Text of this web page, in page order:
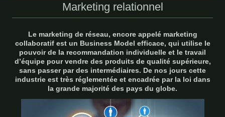
Marketing relationnel
Le marketing de réseau, encore appelé marketing
collaboratif est un Business Model efficace, qui utilise le
pouvoir de la recommandation individuelle et le travail
d’équipe pour vendre des produits de qualité supérieure,
sans passer par des intermédiaires. De nos jours cette
industrie est très réglementée et encadrée par la loi dans
la grande majorité des pays du globe.